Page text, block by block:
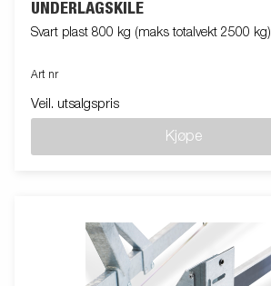
UNDERLAGSKILE
Svart plast 800 kg (maks totalvekt 2500 kg)
Art nr
Veil. utsalgspris
Kjøpe